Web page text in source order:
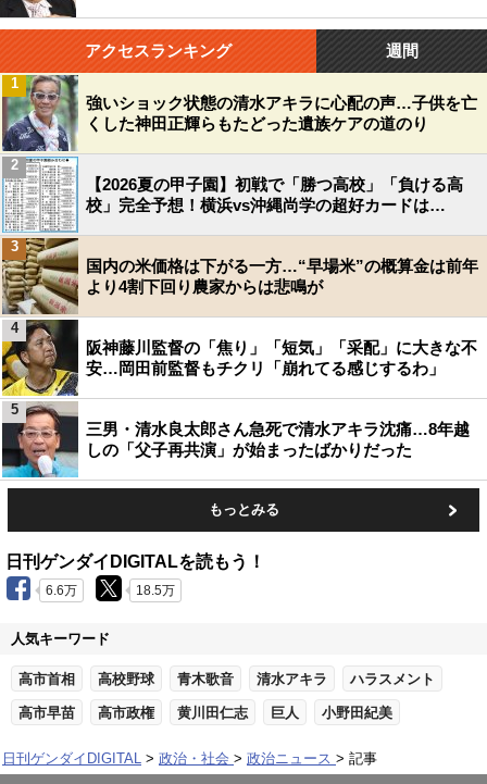
アクセスランキング 週間
強いショック状態の清水アキラに心配の声…子供を亡
くした神田正輝らもたどった遺族ケアの道のり
1
【2026夏の甲子園】初戦で「勝つ高校」「負ける高
校」完全予想！横浜vs沖縄尚学の超好カードは…
2
国内の米価格は下がる一方…“早場米”の概算金は前年
より4割下回り農家からは悲鳴が
3
阪神藤川監督の「焦り」「短気」「采配」に大きな不
安…岡田前監督もチクリ「崩れてる感じするわ」
4
三男・清水良太郎さん急死で清水アキラ沈痛…8年越
しの「父子再共演」が始まったばかりだった
5
もっとみる
日刊ゲンダイDIGITALを読もう！
6.6万 18.5万
人気キーワード
高市首相 高校野球 青木歌音 清水アキラ ハラスメント
高市早苗 高市政権 黄川田仁志 巨人 小野田紀美
日刊ゲンダイDIGITAL 政治・社会 政治ニュース 記事